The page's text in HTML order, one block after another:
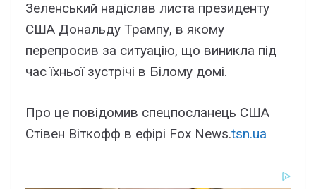
Зеленський надіслав листа президенту
США Дональду Трампу, в якому
перепросив за ситуацію, що виникла під
час їхньої зустрічі в Білому домі.
Про це повідомив спецпосланець США
Стівен Віткофф в ефірі Fox News.tsn.ua